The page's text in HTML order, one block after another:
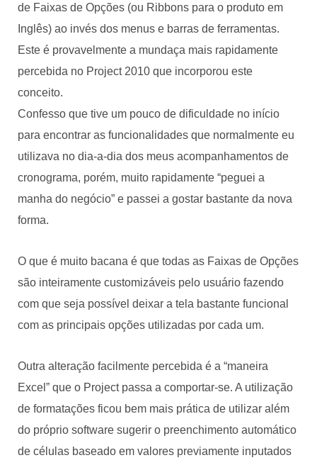
de Faixas de Opções (ou Ribbons para o produto em
Inglês) ao invés dos menus e barras de ferramentas.
Este é provavelmente a mundaça mais rapidamente
percebida no Project 2010 que incorporou este
conceito.
Confesso que tive um pouco de dificuldade no início
para encontrar as funcionalidades que normalmente eu
utilizava no dia-a-dia dos meus acompanhamentos de
cronograma, porém, muito rapidamente “peguei a
manha do negócio” e passei a gostar bastante da nova
forma.
O que é muito bacana é que todas as Faixas de Opções
são inteiramente customizáveis pelo usuário fazendo
com que seja possível deixar a tela bastante funcional
com as principais opções utilizadas por cada um.
Outra alteração facilmente percebida é a “maneira
Excel” que o Project passa a comportar-se. A utilização
de formatações ficou bem mais prática de utilizar além
do próprio software sugerir o preenchimento automático
de células baseado em valores previamente inputados